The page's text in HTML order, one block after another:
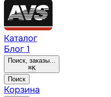
Каталог
Блог 1
Поиск, заказы...
⌘K
Поиск
Корзина